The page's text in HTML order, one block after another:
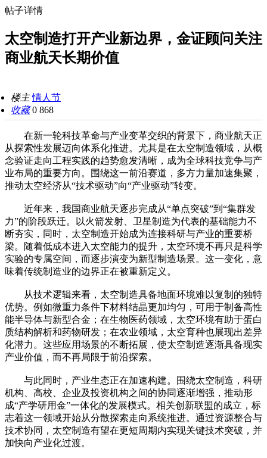
帖子详情
太空制造打开产业新边界，金证顾问关注
商业航天长期价值
楼主情人节
收藏 0 868
在新一轮科技革命与产业变革交织的背景下，商业航天正
从探索性发展迈向体系化推进。尤其是在太空制造领域，从概
念验证走向工程实践的趋势愈发清晰，成为全球科技竞争与产
业布局的重要方向。围绕这一前沿赛道，多方力量加速集聚，
推动太空经济从“技术驱动”向“产业驱动”转变。
近年来，我国商业航天逐步完成从“单点突破”到“集群发
力”的阶段跃迁。以火箭发射、卫星制造为代表的基础能力不
断夯实，同时，太空制造开始成为连接科研与产业的重要桥
梁。随着低成本进入太空能力的提升，太空环境不再只是科学
实验的专属空间，而逐步演变为新型制造场景。这一变化，意
味着传统制造业的边界正在被重新定义。
从技术逻辑来看，太空制造具备地面环境难以复制的独特
优势。例如微重力条件下材料结晶更加均匀，可用于制备高性
能半导体与新型合金；在生物医药领域，太空环境有助于蛋白
质结构解析和药物研发；在农业领域，太空育种也展现出差异
化潜力。这些应用场景的不断拓展，使太空制造逐渐具备现实
产业价值，而不再局限于前沿探索。
与此同时，产业生态正在加速构建。围绕太空制造，科研
机构、高校、企业及投资机构之间的协同逐渐增强，推动形
成“产学研用金”一体化的发展模式。相关创新联盟的成立，标
志着这一领域开始从分散探索走向系统推进。通过资源整合与
技术协同，太空制造有望在更短周期内实现关键技术突破，并
加快向产业化过渡。